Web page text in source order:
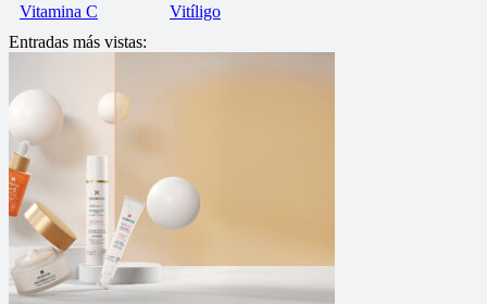
Vitamina C
Vitíligo
Entradas más vistas: